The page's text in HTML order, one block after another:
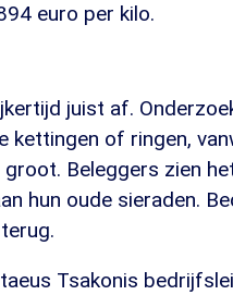
euro per kilo.
juist af.
kettingen of ringen,
Beleggers zien
hun oude sieraden.
Tsakonis